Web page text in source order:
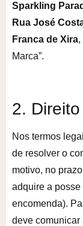
Sparkling
Rua José
Franca de Xira,
Marca”.
2.
Nos termos
de resolver o
motivo, no
adquire a
encomenda).
deve comunicar